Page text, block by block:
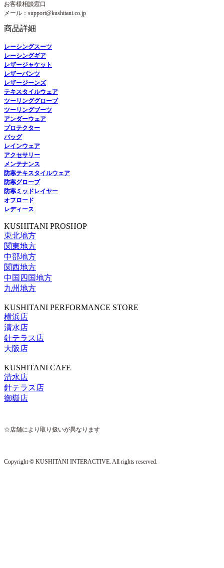
お客様相談窓口
メール：support@kushitani.co.jp
商品詳細
レーシングスーツ
レーシングギア
レザージャケット
レザーパンツ
レザージーンズ
テキスタイルウェア
ツーリンググローブ
ツーリングブーツ
アンダーウェア
プロテクター
バッグ
レインウェア
アクセサリー
メンテナンス
防寒テキスタイルウェア
防寒グローブ
防寒ミッドレイヤー
オフロード
レディース
KUSHITANI PROSHOP
東北地方
関東地方
中部地方
関西地方
中国四国地方
九州地方
KUSHITANI PERFORMANCE STORE
横浜店
清水店
針テラス店
大阪店
KUSHITANI CAFE
清水店
針テラス店
御嶽店
☆店舗により取り扱いが異なります
Copyright © KUSHITANI INTERACTIVE. All rights reserved.